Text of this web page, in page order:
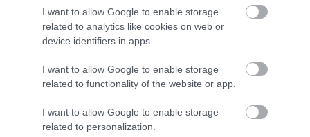
I want to allow Google to enable storage
related to analytics like cookies on web or
device identifiers in apps.
I want to allow Google to enable storage
related to functionality of the website or app.
I want to allow Google to enable storage
related to personalization.
2026. augusztus 07|Eger ügye
2026. augusztus 07|Mindenki ügye